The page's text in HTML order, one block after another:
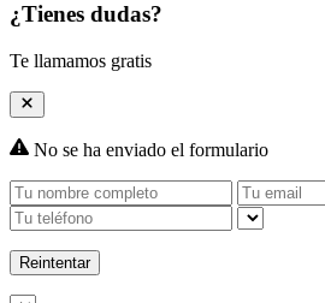
¿Tienes dudas?
Te llamamos gratis
No se ha enviado el formulario
Reintentar